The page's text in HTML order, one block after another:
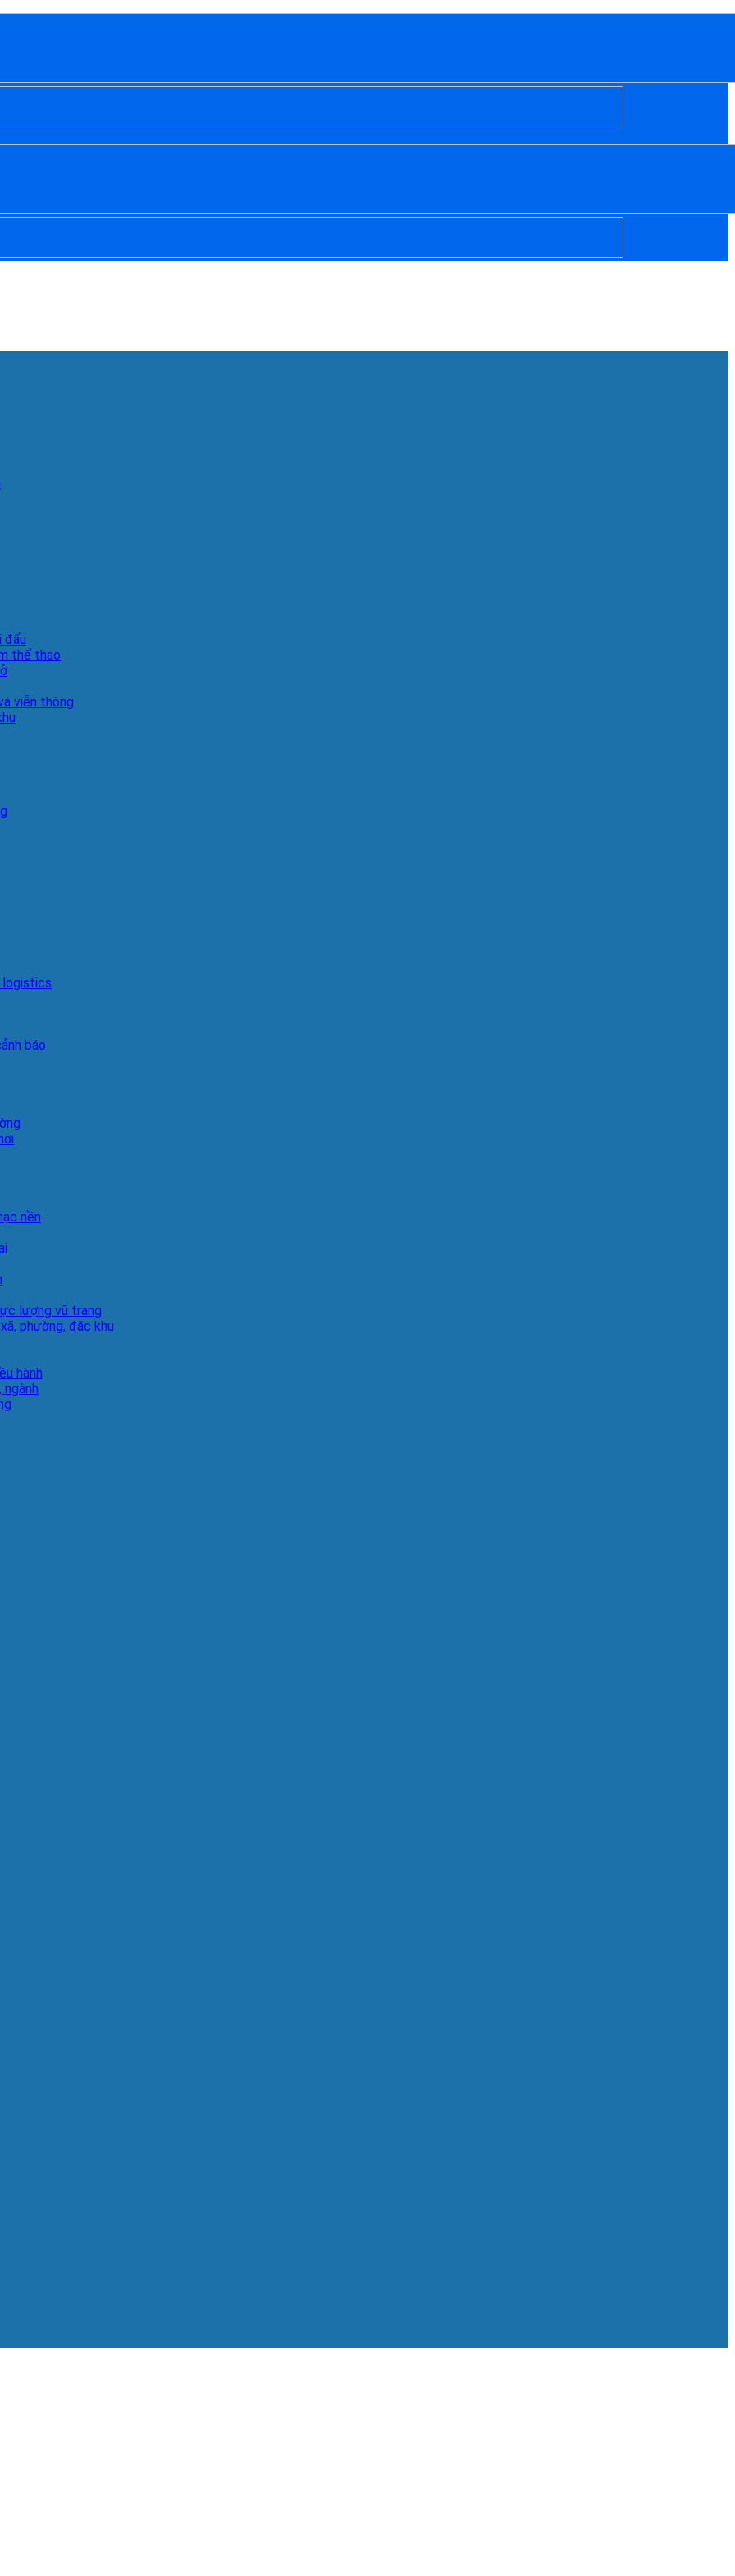
đấu
thể thao
viễn thông
logistics
báo
nền
lượng vũ trang
phường, đặc khu
hành